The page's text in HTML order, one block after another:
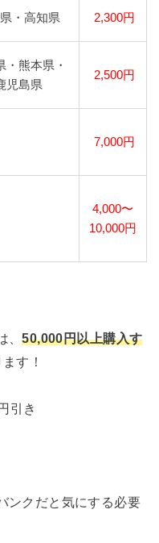
・高知県 2,300円
熊本県・
児島県
2,500円
7,000円
4,000〜
10,000円
、50,000円以上購入す
す！
引き
ンクだと気にする必要